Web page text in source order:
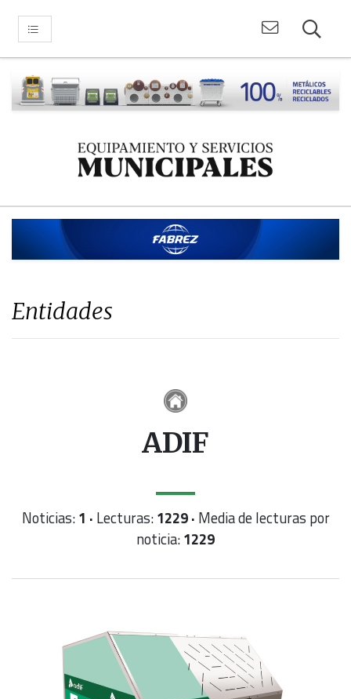
Entidades
ADIF
Noticias:1 · Lecturas:1229 · Media de lecturas por
noticia:1229